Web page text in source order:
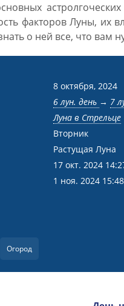
факторов Луны, их
о ней все, что вам
8 октября, 2024
6 лун. день → 7
Луна в Стрельце
Вторник
Растущая Луна
17 окт. 2024
1 ноя. 2024 15:48
Огород